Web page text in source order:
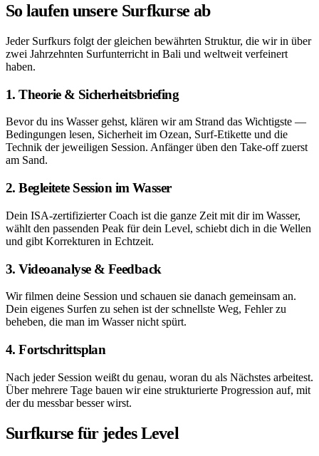
So laufen unsere Surfkurse ab
Jeder Surfkurs folgt der gleichen bewährten Struktur, die wir in über
zwei Jahrzehnten Surfunterricht in Bali und weltweit verfeinert
haben.
1. Theorie & Sicherheitsbriefing
Bevor du ins Wasser gehst, klären wir am Strand das Wichtigste —
Bedingungen lesen, Sicherheit im Ozean, Surf-Etikette und die
Technik der jeweiligen Session. Anfänger üben den Take-off zuerst
am Sand.
2. Begleitete Session im Wasser
Dein ISA-zertifizierter Coach ist die ganze Zeit mit dir im Wasser,
wählt den passenden Peak für dein Level, schiebt dich in die Wellen
und gibt Korrekturen in Echtzeit.
3. Videoanalyse & Feedback
Wir filmen deine Session und schauen sie danach gemeinsam an.
Dein eigenes Surfen zu sehen ist der schnellste Weg, Fehler zu
beheben, die man im Wasser nicht spürt.
4. Fortschrittsplan
Nach jeder Session weißt du genau, woran du als Nächstes arbeitest.
Über mehrere Tage bauen wir eine strukturierte Progression auf, mit
der du messbar besser wirst.
Surfkurse für jedes Level